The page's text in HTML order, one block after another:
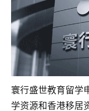
寰行盛世教育留学
学资源和香港移居